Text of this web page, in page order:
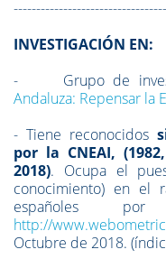
INVESTIGACIÓN EN:
- Grupo de
Andaluza: Repensar la
- Tiene reconocidos
por la CNEAI, (
2018). Ocupa el
conocimiento) en el
españoles
http://
Octubre de 2018.